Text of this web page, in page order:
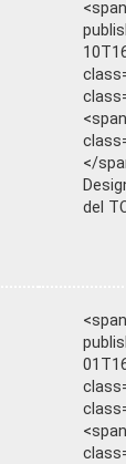
<span
</
del
<span